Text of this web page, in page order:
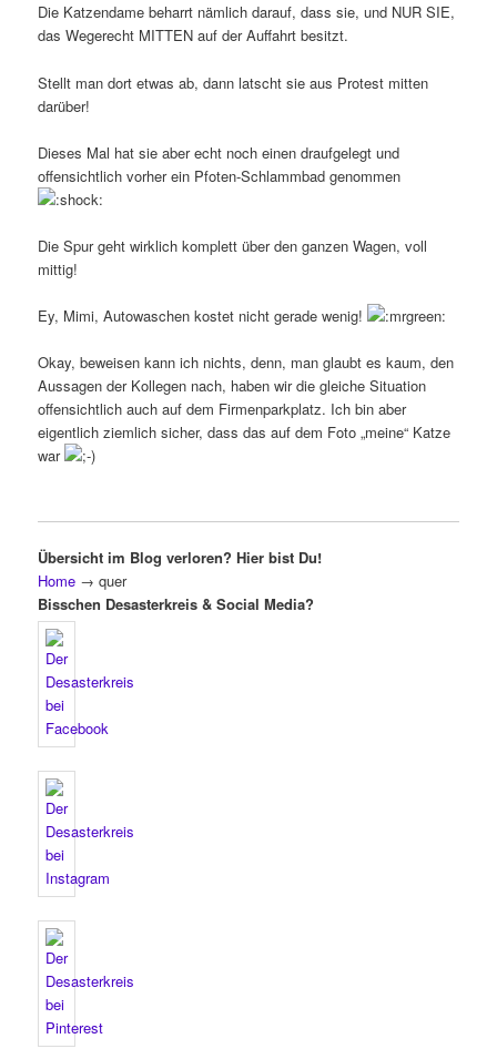
Die Katzendame beharrt nämlich darauf, dass sie, und NUR SIE,
das Wegerecht MITTEN auf der Auffahrt besitzt.
Stellt man dort etwas ab, dann latscht sie aus Protest mitten
darüber!
Dieses Mal hat sie aber echt noch einen draufgelegt und
offensichtlich vorher ein Pfoten-Schlammbad genommen
Die Spur geht wirklich komplett über den ganzen Wagen, voll
mittig!
Ey, Mimi, Autowaschen kostet nicht gerade wenig!
Okay, beweisen kann ich nichts, denn, man glaubt es kaum, den
Aussagen der Kollegen nach, haben wir die gleiche Situation
offensichtlich auch auf dem Firmenparkplatz. Ich bin aber
eigentlich ziemlich sicher, dass das auf dem Foto „meine“ Katze
war
Übersicht im Blog verloren? Hier bist Du!
Home → quer
Bisschen Desasterkreis & Social Media?